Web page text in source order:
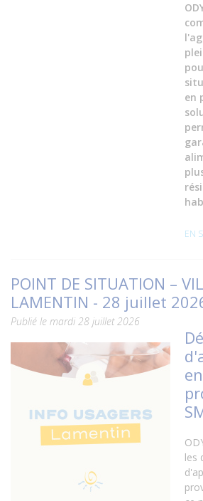
en
EN
POINT DE SITUATION –
LAMENTIN - 28 juillet
Publié le mardi 28 juillet 2026
les